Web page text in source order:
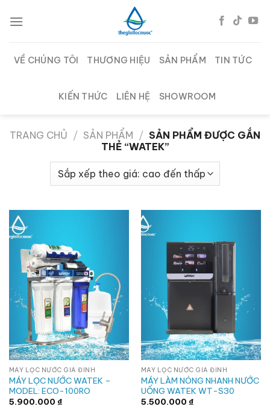
đến
dung
VỀ CHÚNG TÔI THƯƠNG HIỆU SẢN PHẨM TIN TỨC
KIẾN THỨC LIÊN HỆ SHOWROOM
TRANG CHỦ / SẢN PHẨM / SẢN PHẨM ĐƯỢC GẮN
THẺ “WATEK”
MÁY LỌC NƯỚC GIA ĐÌNH
MÁY LỌC NƯỚC WATEK –
MODEL: ECO-100RO
5.900.000 ₫
MÁY LỌC NƯỚC GIA ĐÌNH
MÁY LÀM NÓNG NHANH NƯỚC
UỐNG WATEK WT-S30
5.500.000 ₫